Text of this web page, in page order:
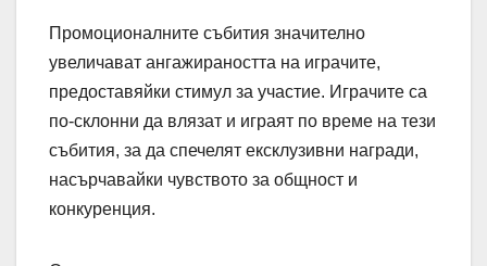
Промоционалните събития значително
увеличават ангажираността на играчите,
предоставяйки стимул за участие. Играчите са
по-склонни да влязат и играят по време на тези
събития, за да спечелят ексклузивни награди,
насърчавайки чувството за общност и
конкуренция.